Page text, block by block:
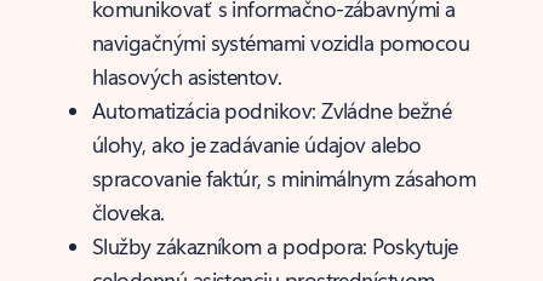
komunikovať s informačno-zábavnými a
navigačnými systémami vozidla pomocou
hlasových asistentov.
Automatizácia podnikov: Zvládne bežné
úlohy, ako je zadávanie údajov alebo
spracovanie faktúr, s minimálnym zásahom
človeka.
Služby zákazníkom a podpora: Poskytuje